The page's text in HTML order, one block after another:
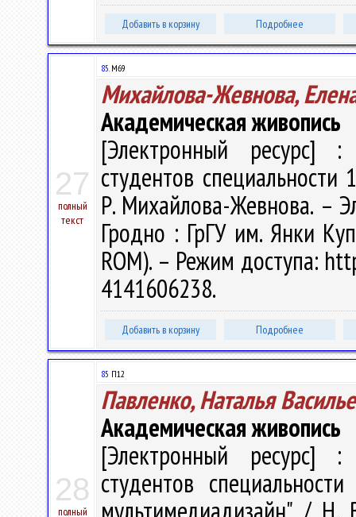
Добавить в корзину Подробнее
27
полный
текст
85.М69
Михайлова-Жевнова,
Академическая живопись
[Электронный ресурс] :
студентов
Р. Михайлова-Жевнова. –
Гродно : ГрГУ им. Янки
ROM). – Режим доступа:
4141606238.
Добавить в корзину Подробнее
28
полный
85 П12
Павленко, Наталья
Академическая живопись
[Электронный ресурс] :
студентов